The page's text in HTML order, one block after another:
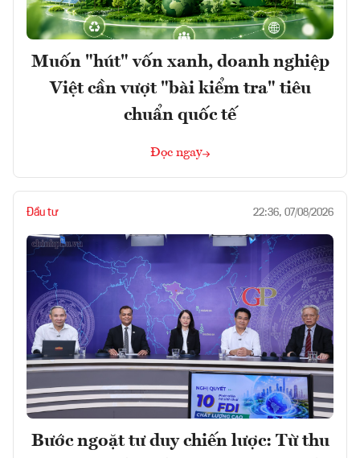
Muốn "hút" vốn xanh, doanh nghiệp
Việt cần vượt "bài kiểm tra" tiêu
chuẩn quốc tế
Đọc ngay
Đầu tư 22:36, 07/08/2026
Bước ngoặt tư duy chiến lược: Từ thu